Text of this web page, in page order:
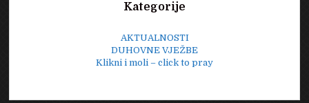
Kategorije
AKTUALNOSTI
DUHOVNE VJEŽBE
Klikni i moli – click to pray